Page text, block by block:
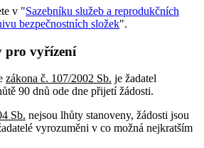
v "Sazebníku služeb a reprodukčních
bezpečnostních složek".
pro vyřízení
zákona č. 107/2002 Sb. je žadatel
90 dnů ode dne přijetí žádosti.
Sb. nejsou lhůty stanoveny, žádosti jsou
vyrozuměni v co možná nejkratším